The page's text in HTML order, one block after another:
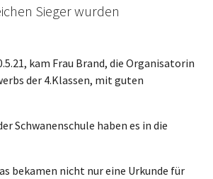
Sieger wurden
kam Frau Brand, die Organisatorin
der 4.Klassen, mit guten
Schwanenschule haben es in die
bekamen nicht nur eine Urkunde für